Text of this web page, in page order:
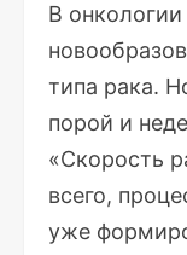
В
типа рака.
порой и
«Скорость
всего,
уже